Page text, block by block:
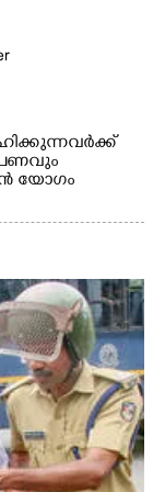
യോഗം